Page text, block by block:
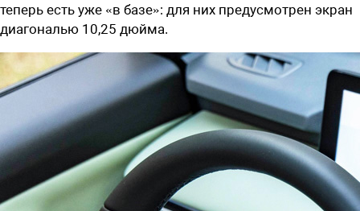
теперь есть уже «в базе»: для них предусмотрен экран
диагональю 10,25 дюйма.